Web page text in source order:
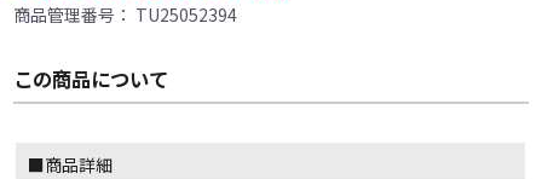
商品管理番号： TU25052394
この商品について
■商品詳細